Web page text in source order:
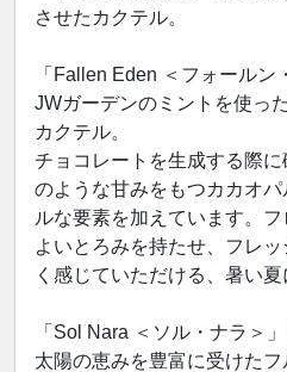
させたカクテル。
「Fallen Eden ＜フォール
JWガーデンのミントを使っ
カクテル。
チョコレートを生成する際
のような甘みをもつカカオ
ルな要素を加えています。
よいとろみを持たせ、フレ
く感じていただける、暑い夏
「Sol Nara ＜ソル・ナラ＞
太陽の恵みを豊富に受けた